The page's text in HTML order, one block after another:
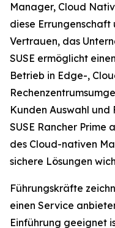
Manager, Cloud
diese Errungenschaft
Vertrauen, das
SUSE ermöglicht
Betrieb in Edge-,
Kunden Auswahl
SUSE Rancher Prime
des Cloud-nativen
sichere Lösungen
Führungskräfte
einen Service
Einführung geeignet